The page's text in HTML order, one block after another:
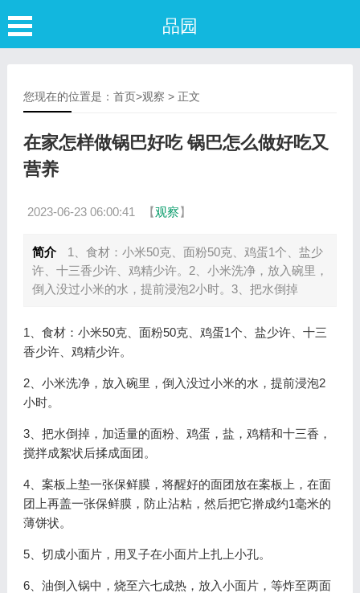
品园
您现在的位置是： 首页>观察 > 正文
在家怎样做锅巴好吃 锅巴怎么做好吃又
营养
2023-06-23 06:00:41 【观察】
简介
1、食材：小米50克、面粉50克、鸡蛋1个、盐少
许、十三香少许、鸡精少许。2、小米洗净，放入碗里，
倒入没过小米的水，提前浸泡2小时。3、把水倒掉
1、食材：小米50克、面粉50克、鸡蛋1个、盐少许、十三
香少许、鸡精少许。
2、小米洗净，放入碗里，倒入没过小米的水，提前浸泡2
小时。
3、把水倒掉，加适量的面粉、鸡蛋，盐，鸡精和十三香，
搅拌成絮状后揉成面团。
4、案板上垫一张保鲜膜，将醒好的面团放在案板上，在面
团上再盖一张保鲜膜，防止沾粘，然后把它擀成约1毫米的
薄饼状。
5、切成小面片，用叉子在小面片上扎上小孔。
6、油倒入锅中，烧至六七成热，放入小面片，等炸至两面